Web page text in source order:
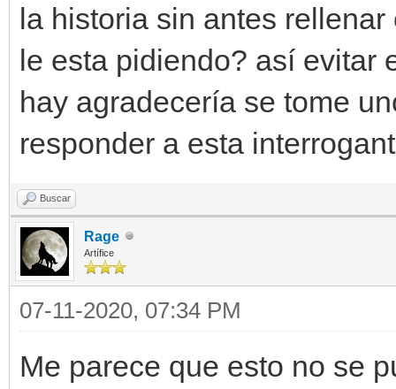
la historia sin antes
le esta pidiendo? así evitar
hay agradecería se tome
responder a esta
Buscar
Rage
Artífice
07-11-2020, 07:34 PM
Me parece que esto no se